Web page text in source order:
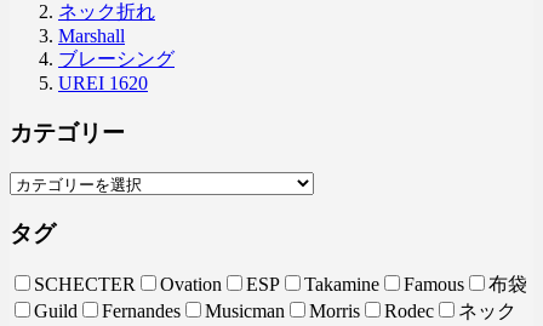
ネック折れ
Marshall
ブレーシング
UREI 1620
カテゴリー
タグ
SCHECTER Ovation ESP Takamine Famous
布袋
Guild
Fernandes Musicman Morris Rodec
ネック